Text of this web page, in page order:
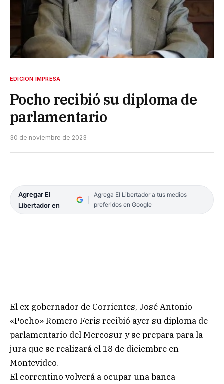
EDICIÓN IMPRESA
Pocho recibió su diploma de
parlamentario
30 de noviembre de 2023
Agregar El
Libertador en
Agrega El Libertador a tus medios
preferidos en Google
El ex gobernador de Corrientes, José Antonio
«Pocho» Romero Feris recibió ayer su diploma de
parlamentario del Mercosur y se prepara para la
jura que se realizará el 18 de diciembre en
Montevideo.
El correntino volverá a ocupar una banca